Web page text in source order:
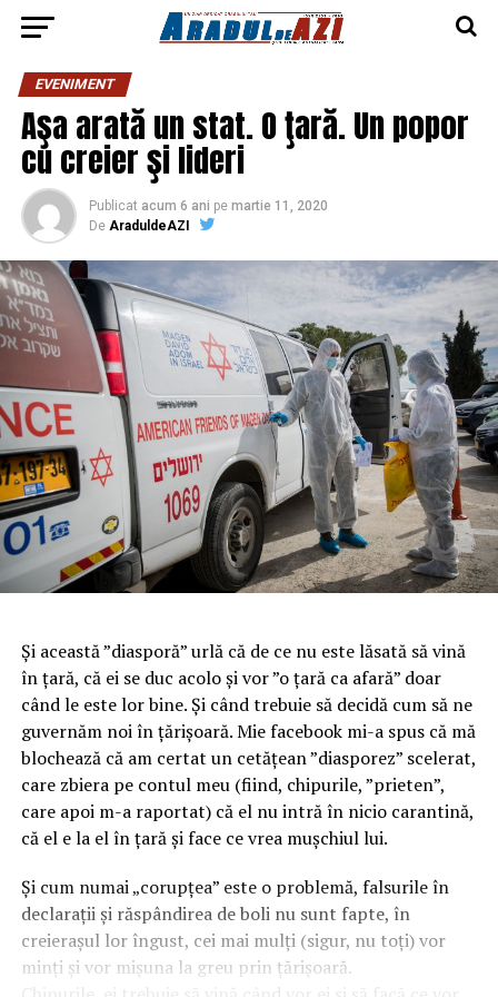
EVENIMENT
Aşa arată un stat. O ţară. Un popor
cu creier şi lideri
Publicat acum 6 ani pe martie 11, 2020
De AraduldeAZI
Și această ”diasporă” urlă că de ce nu este lăsată să vină
în țară, că ei se duc acolo și vor ”o țară ca afară” doar
când le este lor bine. Și când trebuie să decidă cum să ne
guvernăm noi în țărișoară. Mie facebook mi-a spus că mă
blochează că am certat un cetățean ”diasporez” scelerat,
care zbiera pe contul meu (fiind, chipurile, ”prieten”,
care apoi m-a raportat) că el nu intră în nicio carantină,
că el e la el în țară și face ce vrea mușchiul lui.
Și cum numai „corupțea” este o problemă, falsurile în
declarații și răspândirea de boli nu sunt fapte, în
creierașul lor îngust, cei mai mulți (sigur, nu toți) vor
minți și vor mișuna la greu prin țărișoară.